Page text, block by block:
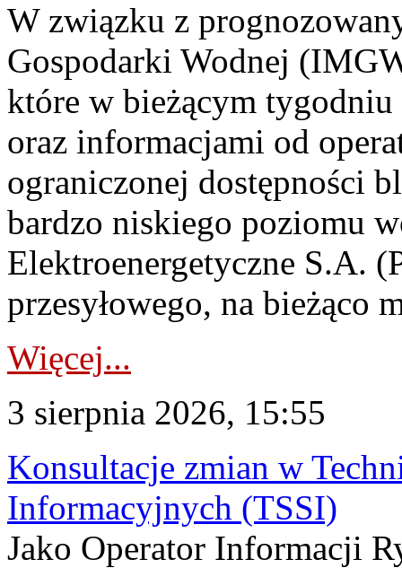
W związku z
Gospodarki Wodnej
które w bieżącym tygodniu
oraz informacjami od
ograniczonej dostępności
bardzo niskiego poziomu
Elektroenergetyczne S.A.
przesyłowego, na bieżąco
Więcej...
3 sierpnia 2026, 15:55
Konsultacje zmian w
Informacyjnych (TSSI)
Jako Operator Informacji